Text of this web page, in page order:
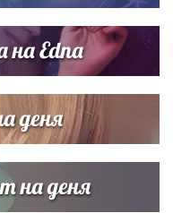
на Edna
деня
на деня